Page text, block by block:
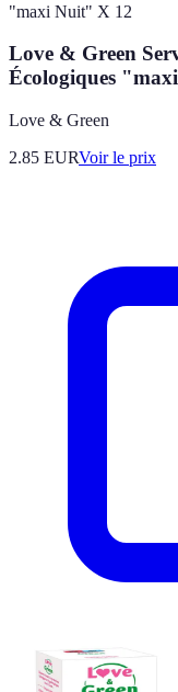
Love & Green
Écologiques
Love & Green
2.85 EURVoir le prix